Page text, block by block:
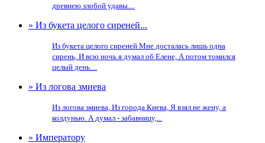
древнею злобой удавы....
» Из букета целого сиреней...
Из букета целого сиреней Мне досталась лишь одна
сирень, И всю ночь я думал об Елене, А потом томился
целый день....
» Из логова змиева
Из логова змиева, Из города Киева, Я взял не жену, а
колдунью. А думал - забавницу,...
» Императору